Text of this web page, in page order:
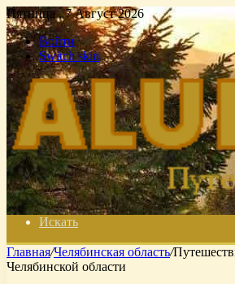
Пятница , 7 Август 2026
Войти
Switch skin
Искать
Главная/Челябинская область/
Челябинской области